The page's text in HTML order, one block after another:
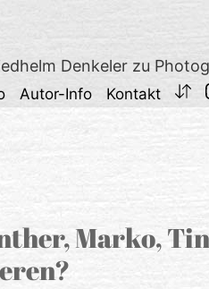
Denkeler zu
Autor-Info Kontakt
Marko,